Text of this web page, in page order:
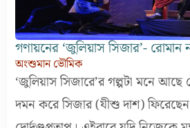
গণায়নের ‘জুলিয়াস সিজার’- রোমান
অংশুমান ভৌমিক
‘জুলিয়াস সিজারে’র গল্পটা মনে আছে
দমন করে সিজার (যীশু দাশ)